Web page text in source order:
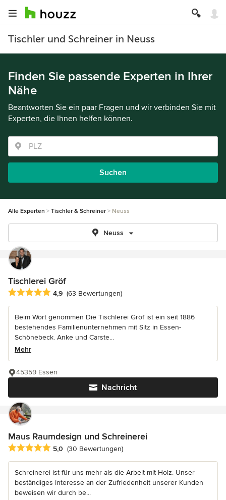
Tischler und Schreiner in Neuss
Finden Sie passende Experten in Ihrer
Nähe
Beantworten Sie ein paar Fragen und wir verbinden Sie mit
Experten, die Ihnen helfen können.
Suchen
Alle Experten Tischler & Schreiner Neuss
Neuss
Tischlerei Gröf
Durchschnittliche Bewertung: 4.9 von 5 Sternen
4,9 (63 Bewertungen)
Beim Wort genommen Die Tischlerei Gröf ist ein seit 1886
bestehendes Familienunternehmen mit Sitz in Essen-
Schönebeck. Anke und Carste...
Mehr
Nachricht
45359 Essen
Maus Raumdesign und Schreinerei
Durchschnittliche Bewertung: 5 von 5 Sternen
5,0 (30 Bewertungen)
Schreinerei ist für uns mehr als die Arbeit mit Holz. Unser
beständiges Interesse an der Zufriedenheit unserer Kunden
beweisen wir durch be...